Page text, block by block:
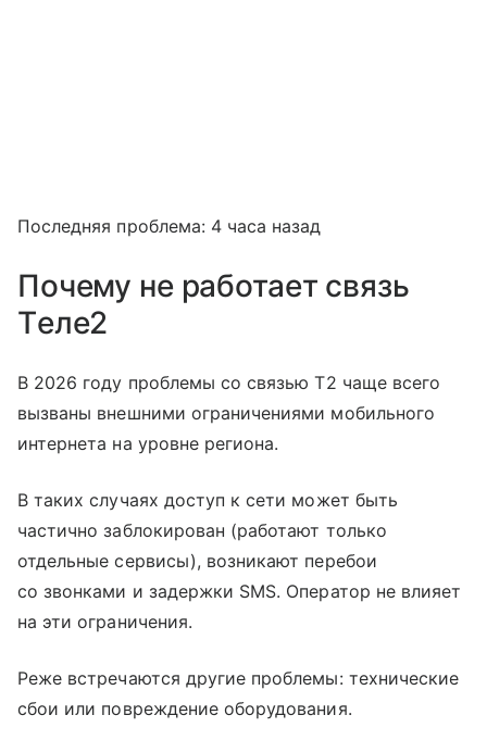
Последняя проблема: 4 часа назад
Почему не работает связь
Tеле2
В 2026 году проблемы со связью T2 чаще всего
вызваны внешними ограничениями мобильного
интернета на уровне региона.
В таких случаях доступ к сети может быть
частично заблокирован (работают только
отдельные сервисы), возникают перебои
со звонками и задержки SMS. Оператор не влияет
на эти ограничения.
Реже встречаются другие проблемы: технические
сбои или повреждение оборудования.